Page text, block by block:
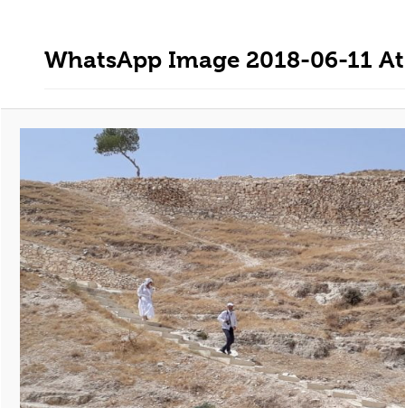
WhatsApp Image 2018-06-11